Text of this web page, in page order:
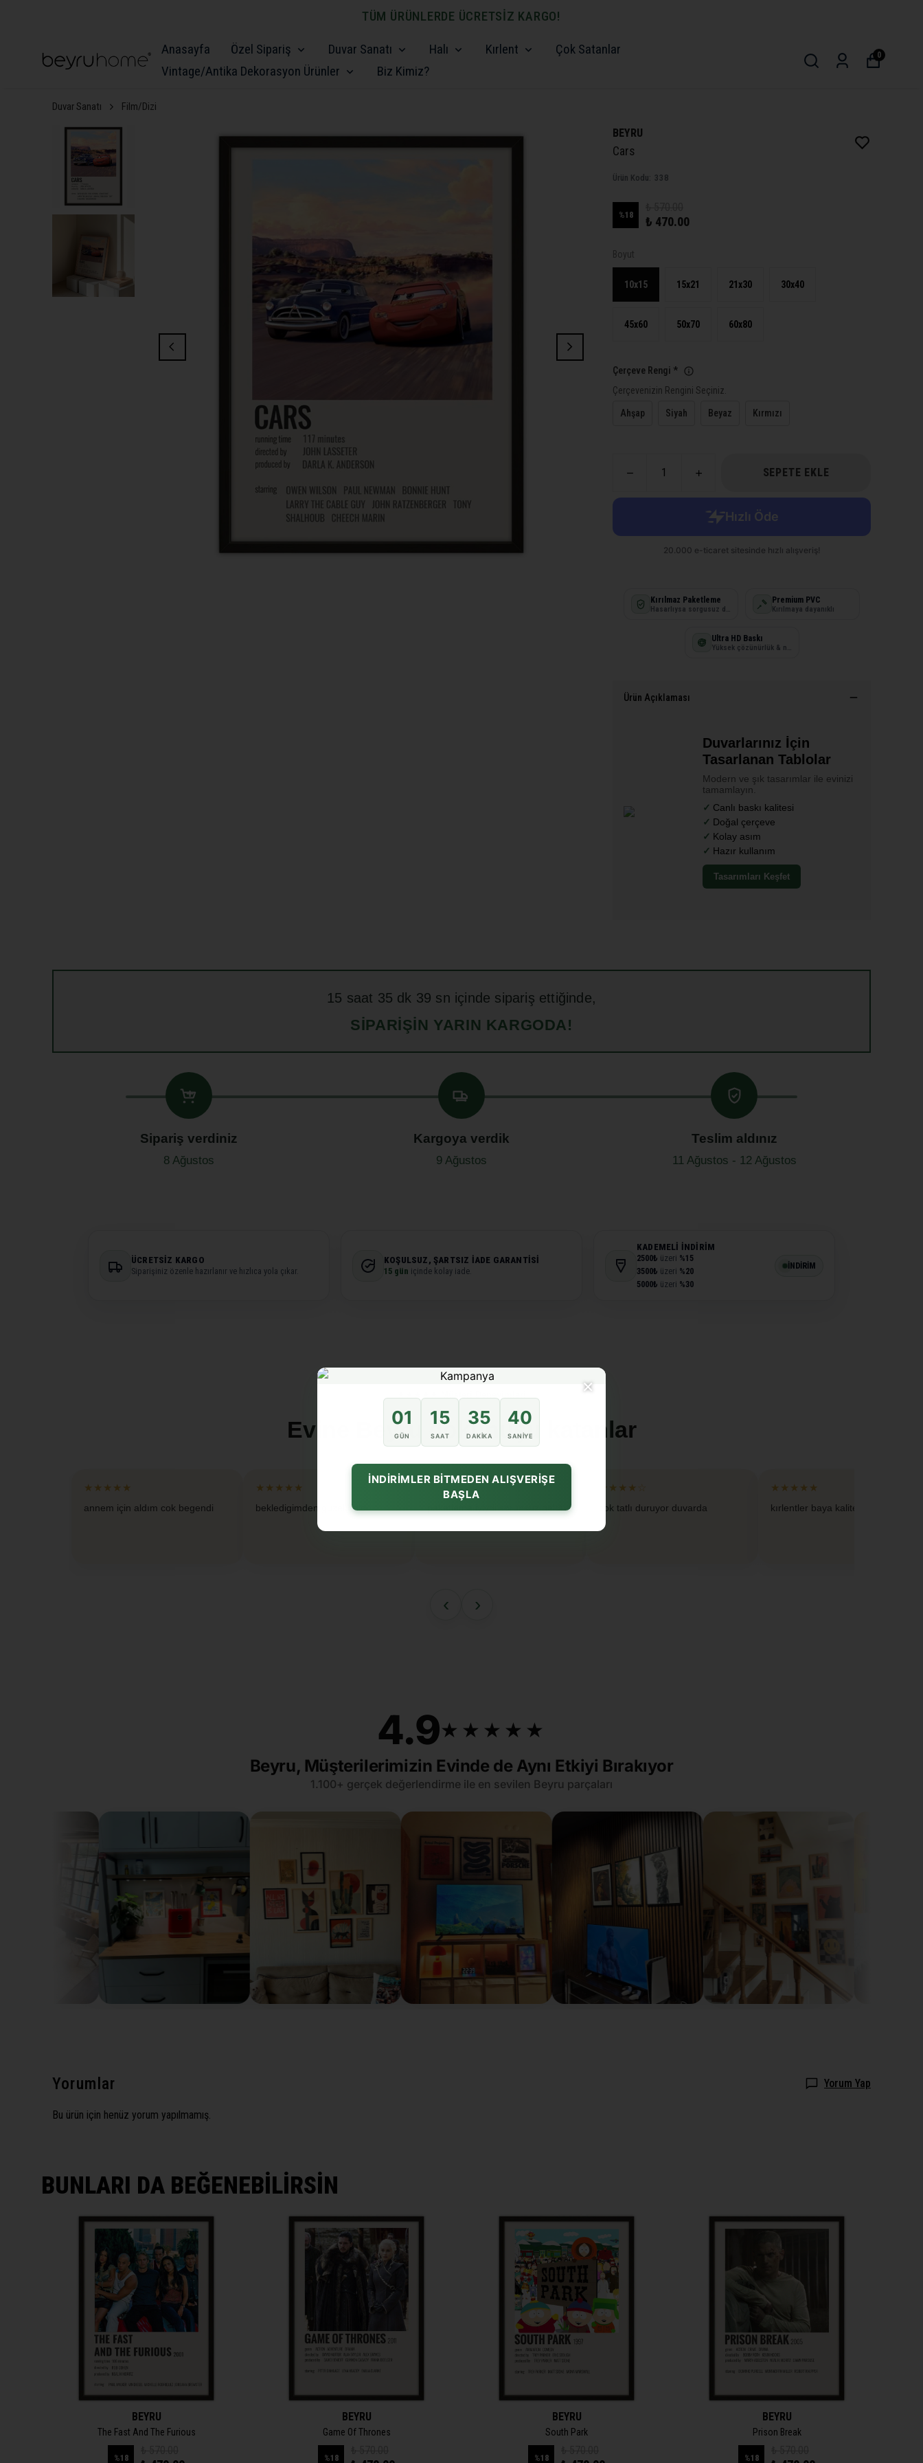
TÜM ÜRÜNLERDE ÜCRETSİZ KARGO!
Anasayfa Özel Sipariş Duvar Sanatı Halı Kırlent
Çok Satanlar
Vintage/Antika Dekorasyon Ürünler
Biz Kimiz?
0
Duvar Sanatı Film/Dizi
BEYRU
Cars
Ürün Kodu: 338
%18 ₺ 470.00
Boyut
10x15 15x21 21x30 30x40
45x60 50x70 60x80
Çerçeve Rengi *
Çerçevenizin Rengini Seçiniz.
Ahşap Siyah Beyaz Kırmızı
SEPETE EKLE
Kırılmaz Paketleme Premium PVC
Kırılmaya dayanıklı
Ultra HD Baskı
Ürün Açıklaması
Duvarlarınız İçin
Tasarlanan Tablolar
Modern ve şık tasarımlar ile evinizi
tamamlayın.
Canlı baskı kalitesi
Doğal çerçeve
Kolay asım
Hazır kullanım
Tasarımları Keşfet
15 saat 35 dk 38 sn içinde sipariş ettiğinde,
SIPARIŞIN YARIN KARGODA!
Sipariş verdiniz
8 Ağustos
Kargoya verdik
9 Ağustos
Teslim aldınız
11 Ağustos - 12 Ağustos
ÜCRETSIZ KARGO
Siparişiniz özenle hazırlanır ve hızlıca yola çıkar.
KOŞULSUZ, ŞARTSIZ İADE GARANTISI
15 gün içinde kolay iade.
KADEMELI İNDIRIM
2500₺ üzeri %15
3500₺ üzeri %20
5000₺ üzeri %30
İNDİRİM
Evine Beyru dokunuşu katanlar
★★★★★
annem için aldım cok begendi
★★★★★
bekledigimden guzel geldi
★★★★☆
cok tatlı duruyor duvarda
★★★★★
kırlentler baya kaliteliymis
‹ ›
4.9★★★★★
★★★★★
Beyru, Müşterilerimizin Evinde de Aynı Etkiyi Bırakıyor
1.100+ gerçek değerlendirme ile en sevilen Beyru parçaları
Yorumlar Yorum Yap
Bu ürün için henüz yorum yapılmamış.
BUNLARI DA BEĞENEBİLİRSİN
BEYRU
The Fast And The Furious
%18
BEYRU
Game Of Thrones
%18
BEYRU
South Park
%18
BEYRU
Prison Break
%18
×
01
GÜN
15
SAAT
35
DAKIKA
39
SANIYE
İNDİRİMLER BİTMEDEN ALIŞVERİŞE
BAŞLA